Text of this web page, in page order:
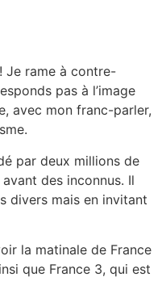
Je rame à contre-
pas à l’image
avec mon franc-parler,
par deux millions de
des inconnus. Il
divers mais en invitant
la matinale de France
que France 3, qui est